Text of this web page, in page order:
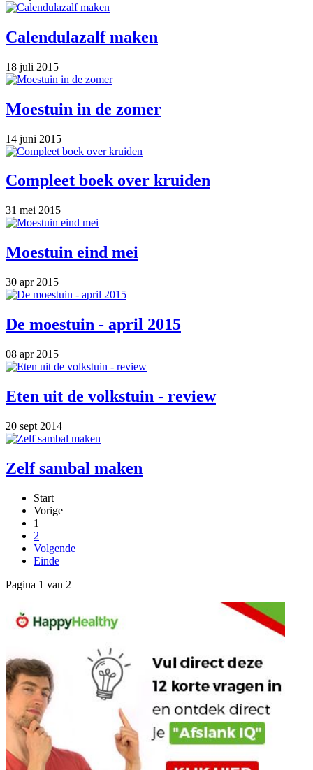
Calendulazalf maken
18 juli 2015
Moestuin in de zomer
14 juni 2015
Compleet boek over kruiden
31 mei 2015
Moestuin eind mei
30 apr 2015
De moestuin - april 2015
08 apr 2015
Eten uit de volkstuin - review
20 sept 2014
Zelf sambal maken
Start
Vorige
1
2
Volgende
Einde
Pagina 1 van 2